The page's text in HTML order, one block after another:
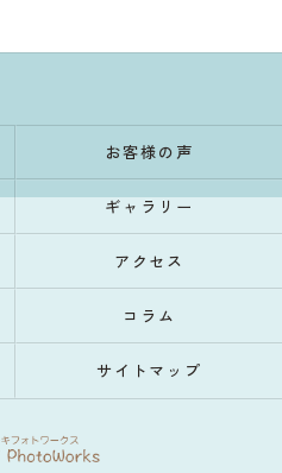
お客様の声
ギャラリー
アクセス
コラム
サイトマップ